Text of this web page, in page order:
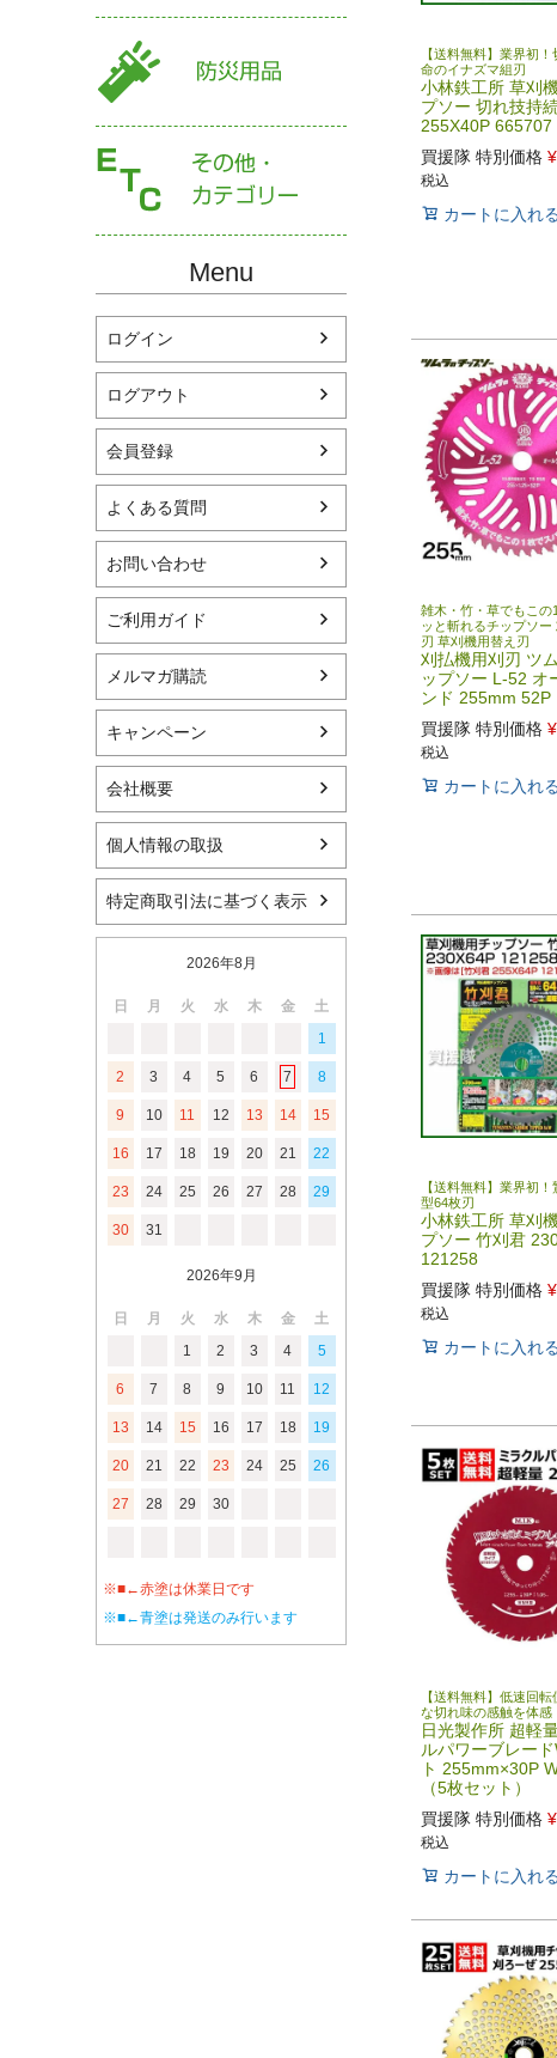
Menu
ログイン
ログアウト
会員登録
よくある質問
お問い合わせ
ご利用ガイド
メルマガ購読
キャンペーン
会社概要
個人情報の取扱
特定商取引法に基づく表示
2026年8月
日 月 火 水 木 金
土
1
2 3 4 5 6 7 8
9 10 11 12 13 14 15
16 17 18 19 20 21 22
23 24 25 26 27 28 29
30 31
2026年9月
日 月 火 水 木 金
土
1
2 3 4 5
6 7 8 9 10 11 12
13 14 15 16 17 18 19
20 21 22 23 24 25 26
27 28 29 30
※■←赤塗は休業日です
※■←青塗は発送のみ行います
【送料無料】業界初
命のイナズマ組刃
小林鉄工所 草刈
プソー 切れ技持
255X40P 665707
買援隊 特別価格 ¥
税込
カートに入れる
雑木・竹・草でもこの
ッと斬れるチップソー
刃 草刈機用替え刃
刈払機用刈刃 ツ
ップソー L-52 オ
ンド 255mm 52P
買援隊 特別価格 ¥
税込
カートに入れる
【送料無料】業界初
型64枚刃
小林鉄工所 草刈
プソー 竹刈君
121258
買援隊 特別価格 ¥
税込
カートに入れる
【送料無料】低速回
な切れ味の感触を体感
日光製作所 超軽
ルパワーブレー
ト 255mm×30P
（5枚セット）
買援隊 特別価格 ¥
税込
カートに入れる